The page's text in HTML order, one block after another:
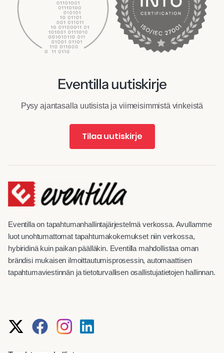
Eventilla uutiskirje
Pysy ajantasalla uutisista ja viimeisimmistä vinkeistä
Tilaa uutiskirje
Eventilla on tapahtumanhallintajärjestelmä verkossa. Avullamme
luot unohtumattomat tapahtumakokemukset niin verkossa,
hybiridinä kuin paikan päälläkin. Eventilla mahdollistaa oman
brändisi mukaisen ilmoittautumisprosessin, automaattisen
tapahtumaviestinnän ja tietoturvallisen osallistujatietojen hallinnan.